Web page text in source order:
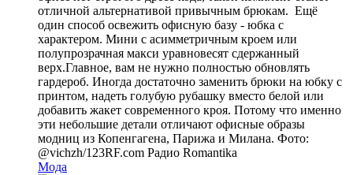
отличной альтернативой привычным брюкам. Ещё
один способ освежить офисную базу - юбка с
характером. Мини с асимметричным кроем или
полупрозрачная макси уравновесят сдержанный
верх.Главное, вам не нужно полностью обновлять
гардероб. Иногда достаточно заменить брюки на юбку с
принтом, надеть голубую рубашку вместо белой или
добавить жакет современного кроя. Потому что именно
эти небольшие детали отличают офисные образы
модниц из Копенгагена, Парижа и Милана. Фото:
@vichzh/123RF.com Радио Romantika
Мода